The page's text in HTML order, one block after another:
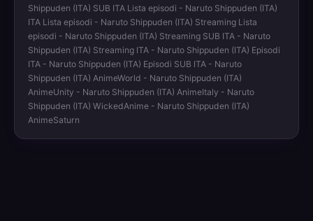
Shippuden (ITA) SUB ITA Lista episodi - Naruto Shippuden (ITA)
ITA Lista episodi - Naruto Shippuden (ITA) Streaming Lista
episodi - Naruto Shippuden (ITA) Streaming SUB ITA - Naruto
Shippuden (ITA) Streaming ITA - Naruto Shippuden (ITA) Episodi
ITA - Naruto Shippuden (ITA) Episodi SUB ITA - Naruto
Shippuden (ITA) AnimeWorld - Naruto Shippuden (ITA)
AnimeUnity - Naruto Shippuden (ITA) AnimeItaly - Naruto
Shippuden (ITA) WickedAnime - Naruto Shippuden (ITA)
AnimeSaturn